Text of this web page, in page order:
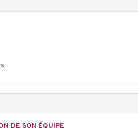
DE SON ÉQUIPE